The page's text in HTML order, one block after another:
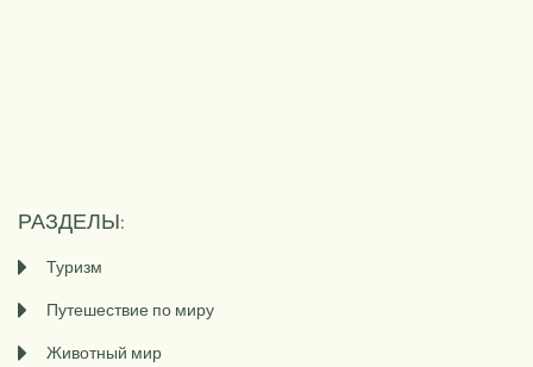
РАЗДЕЛЫ:
Туризм
Путешествие по миру
Животный мир